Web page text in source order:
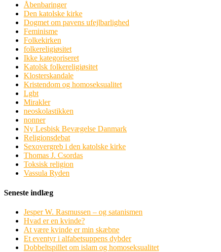
Åbenbaringer
Den katolske kirke
Dogmet om pavens ufejlbarlighed
Feminisme
Folkekirken
folkereligiøsitet
Ikke kategoriseret
Katolsk folkereligiøsitet
Klosterskandale
Kristendom og homoseksualitet
Lgbt
Mirakler
neoskolastikken
nonner
Ny Lesbisk Bevægelse Danmark
Religionsdebat
Sexovergreb i den katolske kirke
Thomas J. Csordas
Toksisk religion
Vassula Ryden
Seneste indlæg
Jesper W. Rasmussen – og satanismen
Hvad er en kvinde?
At være kvinde er min skæbne
Et eventyr i alfabetsuppens dybder
Dobbeltspillet om islam og homoseksualitet